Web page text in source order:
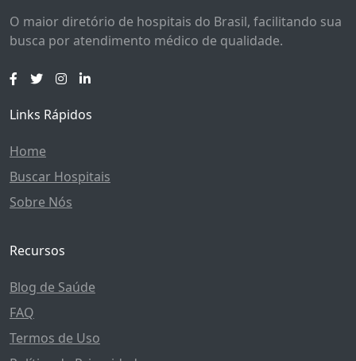
O maior diretório de hospitais do Brasil, facilitando sua
busca por atendimento médico de qualidade.
Links Rápidos
Home
Buscar Hospitais
Sobre Nós
Recursos
Blog de Saúde
FAQ
Termos de Uso